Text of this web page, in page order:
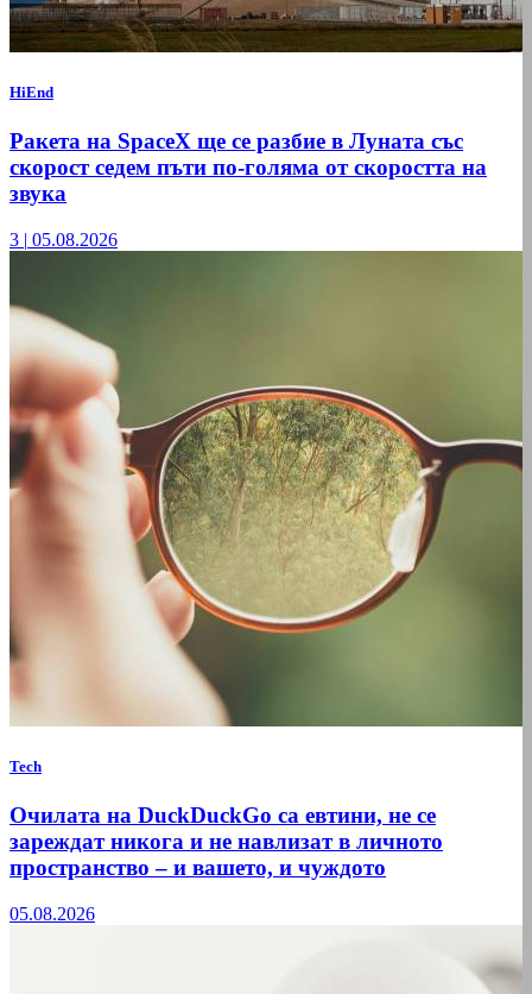
HiEnd
Ракета на SpaceX ще се разбие в Луната със
скорост седем пъти по-голяма от скоростта на
звука
3 | 05.08.2026
Tech
Очилата на DuckDuckGo са евтини, не се
зареждат никога и не навлизат в личното
пространство – и вашето, и чуждото
05.08.2026